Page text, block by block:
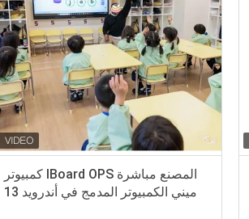
المصنع مباشرة IBoard OPS كمبيوتر
ميني الكمبيوتر المدمج في أندرويد 13